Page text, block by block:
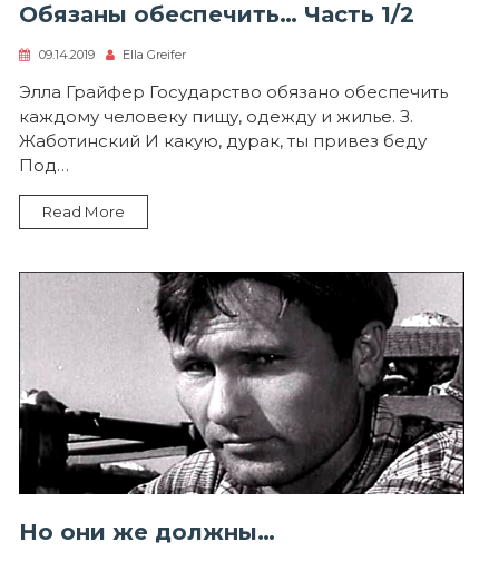
Обязаны обеспечить… Часть 1/2
09.14.2019 Ella Greifer
Элла Грайфер Государство обязано обеспечить
каждому человеку пищу, одежду и жилье. З.
Жаботинский И какую, дурак, ты привез беду
Под…
Read More
Но они же должны…